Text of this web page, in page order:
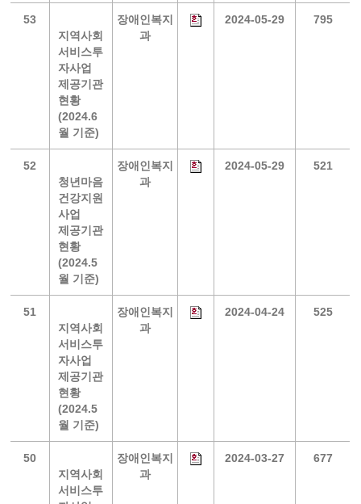
53
지역사회
서비스투
자사업
제공기관
현황
(2024.6
월 기준)
장애인복지
과
2024-05-29 795
52
청년마음
건강지원
사업
제공기관
현황
(2024.5
월 기준)
장애인복지
과
2024-05-29 521
51
지역사회
서비스투
자사업
제공기관
현황
(2024.5
월 기준)
장애인복지
과
2024-04-24 525
50
지역사회
서비스투
장애인복지
과
2024-03-27 677